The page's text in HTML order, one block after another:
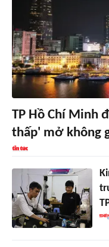
TP Hồ Chí Minh
thấp' mở không